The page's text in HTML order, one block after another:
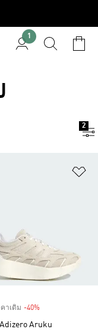
1
2
คาเดิม -40%
Aruku